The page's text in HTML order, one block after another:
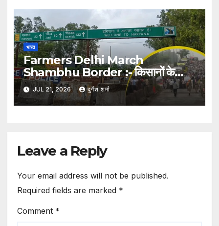
भारत
Farmers Delhi March
Shambhu Border :- किसानों के
दिल्ली कूच से पहले शंभू बॉर्डर सील, हरियाणा
पुलिस ने बढ़ाई सुरक्षा
JUL 21, 2026 दुर्गेश शर्मा
Leave a Reply
Your email address will not be published.
Required fields are marked *
Comment *